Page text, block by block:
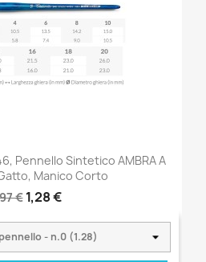
Pennello Sintetico AMBRA A
Manico Corto
€ 1,28 €